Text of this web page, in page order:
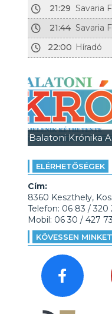
21:29 Savaria
21:44 Savaria
22:00 Híradó
Balatoni Krónika
ELÉRHETŐSÉGEK
Cím:
8360 Keszthely,
Telefon: 06 83 / 320
Mobil: 06 30 / 427
KÖVESSEN MINKET